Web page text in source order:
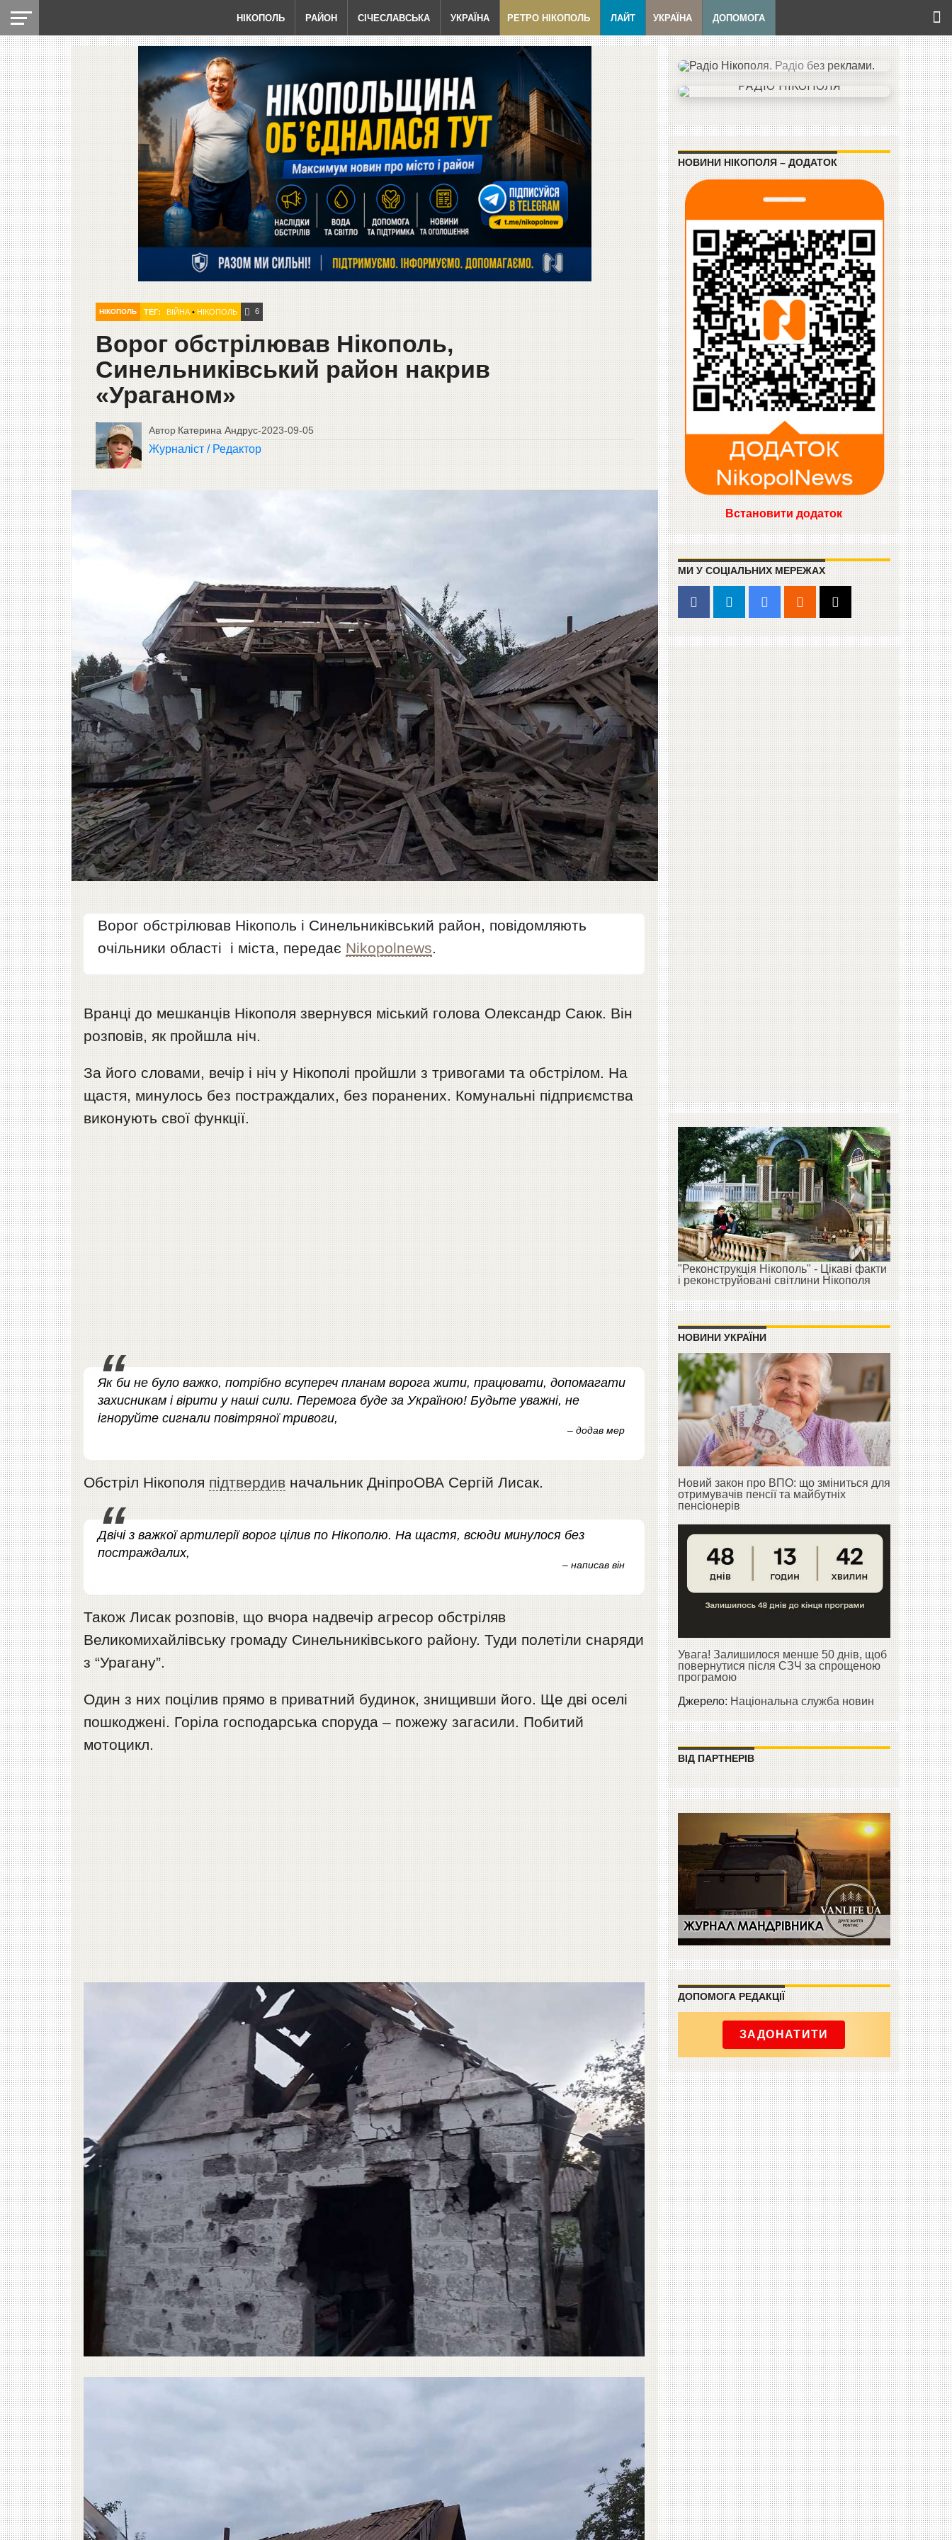
НІКОПОЛЬ РАЙОН СІЧЕСЛАВСЬКА УКРАЇНА РЕТРО НІКОПОЛЬ ЛАЙТ УКРАЇНА ДОПОМОГА
НІКОПОЛЬ ТЕГ: ВІЙНА• НІКОПОЛЬ 6
Ворог обстрілював Нікополь,
Синельниківський район накрив
«Ураганом»
Автор Катерина Андрус-2023-09-05
Журналіст / Редактор
Ворог обстрілював Нікополь і Синельниківський район, повідомляють
очільники області і міста, передає Nikopolnews.
Вранці до мешканців Нікополя звернувся міський голова Олександр Саюк. Він
розповів, як пройшла ніч.
За його словами, вечір і ніч у Нікополі пройшли з тривогами та обстрілом. На
щастя, минулось без постраждалих, без поранених. Комунальні підприємства
виконують свої функції.
Як би не було важко, потрібно всупереч планам ворога жити, працювати, допомагати
захисникам і вірити у наші сили. Перемога буде за Україною! Будьте уважні, не
ігноруйте сигнали повітряної тривоги,
– додав мер
Обстріл Нікополя підтвердив начальник ДніпроОВА Сергій Лисак.
Двічі з важкої артилерії ворог цілив по Нікополю. На щастя, всюди минулося без
постраждалих,
– написав він
Також Лисак розповів, що вчора надвечір агресор обстріляв
Великомихайлівську громаду Синельниківського району. Туди полетіли снаряди
з “Урагану”.
Один з них поцілив прямо в приватний будинок, знищивши його. Ще дві оселі
пошкоджені. Горіла господарська споруда – пожежу загасили. Побитий
мотоцикл.
НОВИНИ НІКОПОЛЯ – ДОДАТОК
Встановити додаток
МИ У СОЦІАЛЬНИХ МЕРЕЖАХ
"Реконструкція Нікополь" - Цікаві факти
і реконструйовані світлини Нікополя
НОВИНИ УКРАЇНИ
Новий закон про ВПО: що зміниться для
отримувачів пенсії та майбутніх
пенсіонерів
Увага! Залишилося менше 50 днів, щоб
повернутися після СЗЧ за спрощеною
програмою
Джерело:Національна служба новин
ВІД ПАРТНЕРІВ
ДОПОМОГА РЕДАКЦІЇ
ЗАДОНАТИТИ